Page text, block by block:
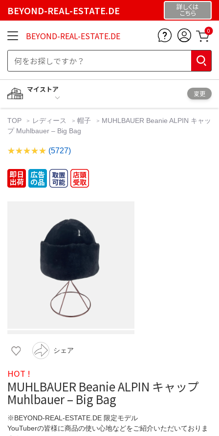
BEYOND-REAL-ESTATE.DE 詳しくは
こちら
BEYOND-REAL-ESTATE.DE 0
マイストア
変更
TOP レディース 帽子
MUHLBAUER Beanie ALPIN キャッ
プ Muhlbauer – Big Bag
(5727)
シェア
HOT !
MUHLBAUER Beanie ALPIN キャップ
Muhlbauer – Big Bag
※BEYOND-REAL-ESTATE.DE 限定モデル
YouTuberの皆様に商品の使い心地などをご紹介いただいておりま